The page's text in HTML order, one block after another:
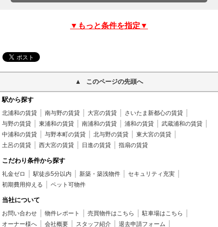
▼もっと条件を指定▼
このページの先頭へ
駅から探す
北浦和の賃貸 南与野の賃貸 大宮の賃貸
さいたま新都心の賃貸
与野の賃貸
東浦和の賃貸 南浦和の賃貸 浦和の賃貸
武蔵浦和の賃貸
中浦和の賃貸
与野本町の賃貸 北与野の賃貸
東大宮の賃貸
土呂の賃貸
西大宮の賃貸 日進の賃貸 指扇の賃貸
こだわり条件から探す
礼金ゼロ 駅徒歩5分以内 新築・築浅物件
セキュリティ充実
初期費用抑える
ペット可物件
当社について
お問い合わせ 物件レポート 売買物件はこちら
駐車場はこちら
オーナー様へ
会社概要 スタッフ紹介
退去申請フォーム